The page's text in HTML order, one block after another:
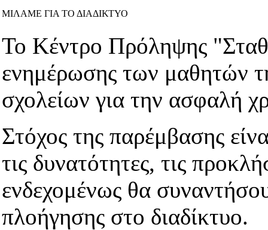
ΜΙΛΑΜΕ ΓΙΑ ΤΟ ΔΙΑΔΙΚΤΥΟ
Το Κέντρο Πρόληψης
ενημέρωσης των μαθητών
σχολείων για την ασφαλή
Στόχος της παρέμβασης
τις δυνατότητες, τις
ενδεχομένως θα
πλοήγησης στο διαδίκτυο.